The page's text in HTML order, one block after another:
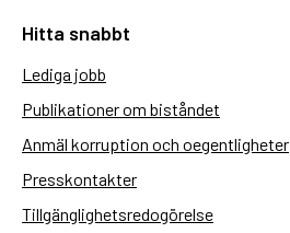
Hitta snabbt
Lediga jobb
Publikationer om biståndet
Anmäl korruption och oegentligheter
Presskontakter
Tillgänglighetsredogörelse